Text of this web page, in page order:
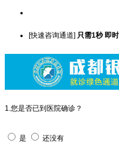
[快速咨询通道] 只需1秒 即
1.您是否已到医院确诊？
是 还没有